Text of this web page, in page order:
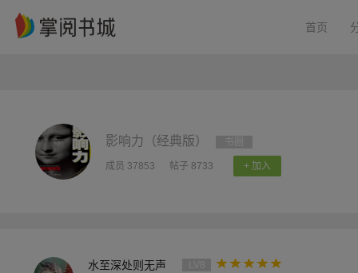
首页
影响力（经典版）
成员 37853 帖子 8733 + 加入
水至深处则无声